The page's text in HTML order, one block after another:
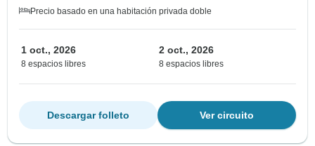
Precio basado en una habitación privada doble
1 oct., 2026
8 espacios libres
2 oct., 2026
8 espacios libres
Ver circuito
Descargar folleto